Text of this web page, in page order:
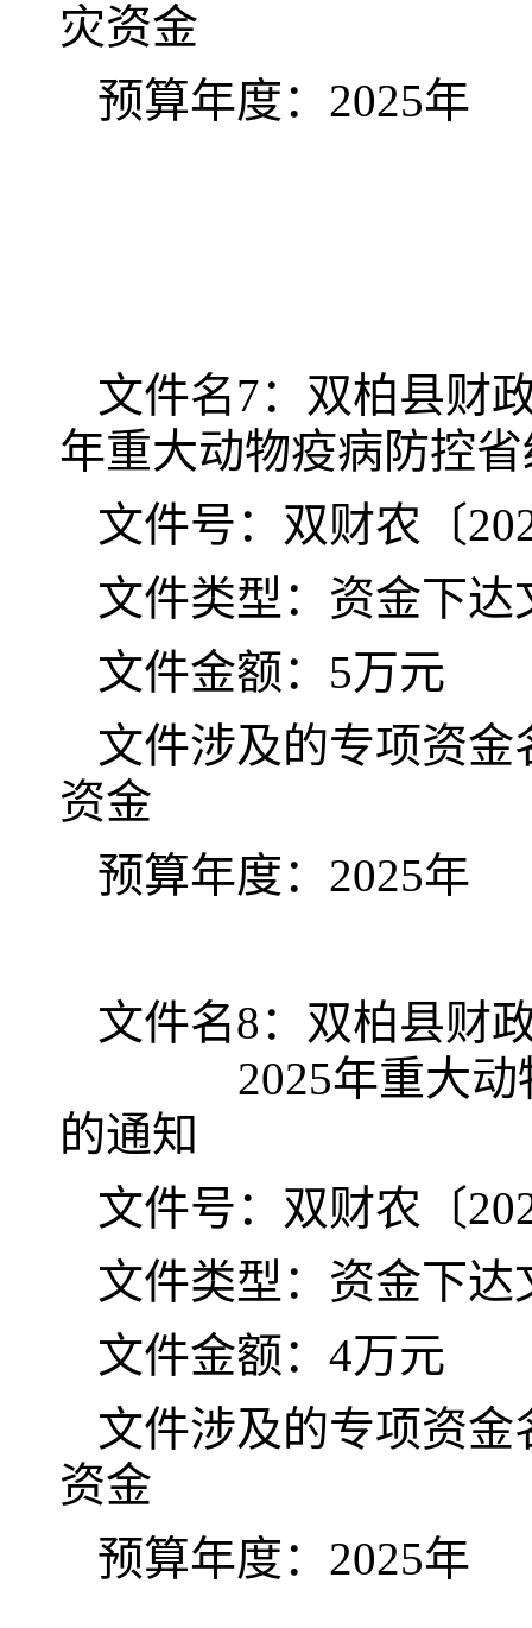
灾资金
预算年度： 2025年
文件名7：双柏县财
年重大动物疫病防控
文件号：双财农〔
文件类型：资金下达
文件金额： 5万元
文件涉及的专项资金
资金
预算年度： 2025年
文件名8：双柏县财
2025年重大
的通知
文件号：双财农〔
文件类型：资金下达
文件金额： 4万元
文件涉及的专项资金
资金
预算年度： 2025年